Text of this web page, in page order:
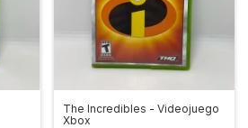
The Incredibles - Videojuego
Xbox